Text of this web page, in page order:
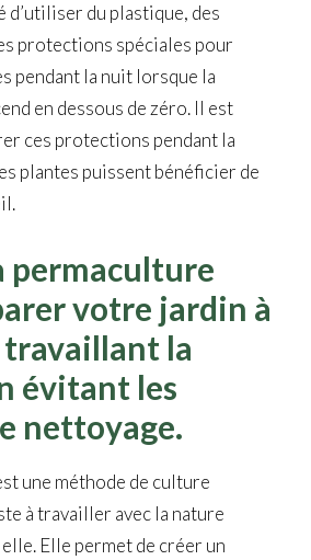
d’utiliser du plastique, des
protections spéciales pour
pendant la nuit lorsque la
en dessous de zéro. Il est
ces protections pendant la
plantes puissent bénéficier de
permaculture
votre jardin à
travaillant la
évitant les
nettoyage.
une méthode de culture
à travailler avec la nature
Elle permet de créer un